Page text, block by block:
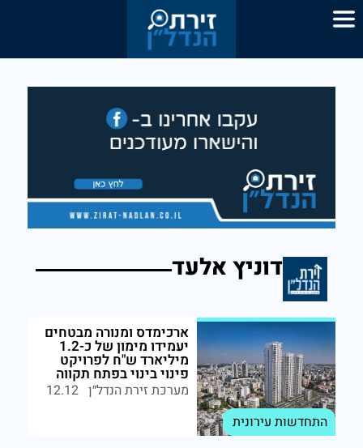
דוניץ אלעד
התחדשות עירונית
ארכימדס ומנורה מבטחים
יעמידו מימון של כ-1.2
מיליארד ש"ח לפרויקט
פינוי בינוי בפתח תקווה
מערכת זירת הנדל״ן 12.12